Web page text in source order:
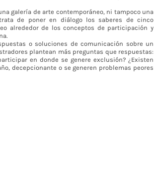
galería de arte contemporáneo, ni tampoco una
de poner en diálogo los saberes de cinco
alrededor de los conceptos de participación y
o soluciones de comunicación sobre un
plantean más preguntas que respuestas:
en donde se genere exclusión? ¿Existen
decepcionante o se generen problemas peores